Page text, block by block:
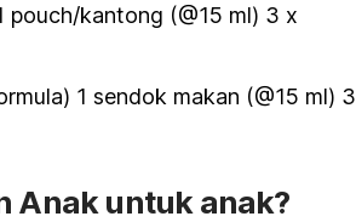
pouch/kantong (@15 ml) 3 x
1 sendok makan (@15 ml) 3
Anak untuk anak?